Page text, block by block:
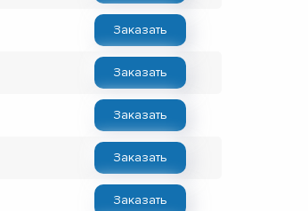
Заказать
Заказать
Заказать
Заказать
Заказать